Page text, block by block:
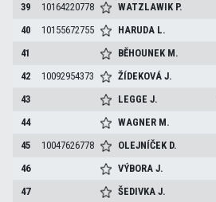
39
10164220778 WATZLAWIK P.
40
10155672755 HARUDA L.
41
BĚHOUNEK M.
42
10092954373 ŽÍDEKOVÁJ.
43
LEGGEJ.
44
WAGNER M.
45
10047626778 OLEJNÍČEK D.
46
VÝBORAJ.
47
ŠEDIVKAJ.